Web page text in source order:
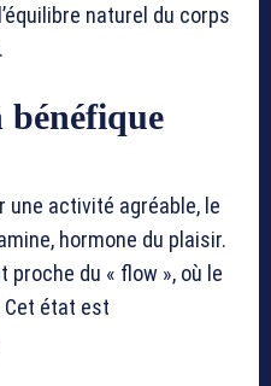
naturel du corps
bénéfique
une activité agréable, le
hormone du plaisir.
proche du « flow », où le
état est